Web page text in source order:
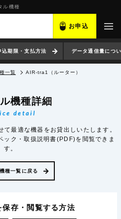
ル機種
お申込
込期限・支払方法 データ通信量につ
一覧 AIR-tra1（ルーター）
機種詳細
detail
最適な機器をお貸出しいたします。
ック・取扱説明書(PDF)を閲覧できま
す。
種一覧に戻る
保存・閲覧する方法